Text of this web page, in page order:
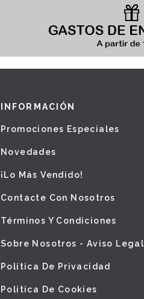
INFORMACIÓN
Promociones Especiales
Novedades
¡Lo Más Vendido!
Contacte Con Nosotros
Términos Y Condiciones
Sobre Nosotros - Aviso Legal
Política De Privacidad
Política De Cookies